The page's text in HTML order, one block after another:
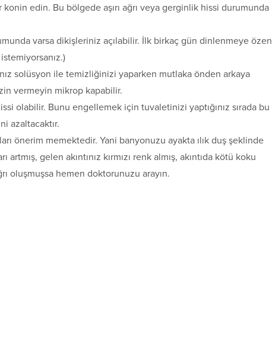
konin edin. Bu bölgede aşırı ağrı veya gerginlik hissi durumunda
var­sa dikişleriniz açılabilir. İlk birkaç gün dinlenmeye özen
solüs­yon ile temizliğinizi yaparken mutlaka önden arkaya
vermeyin mikrop kapabilir.
olabilir. Bunu engellemek için tuvaletinizi yaptığınız sırada bu
azaltacaktır.
önerim memektedir. Yani banyonuzu ayakta ılık duş şeklinde
gelen akıntınız kırmızı renk almış, akıntıda kötü koku
oluşmuşsa hemen doktorunuzu arayın.